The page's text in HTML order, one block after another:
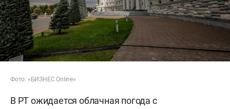
Фото: «БИЗНЕС Online»
В РТ ожидается облачная погода с